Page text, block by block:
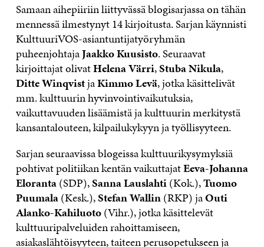
Samaan aihepiiriin liittyvässä blogisarjassa on tähän
mennessä ilmestynyt 14 kirjoitusta. Sarjan käynnisti
KulttuuriVOS-asiantuntijatyöryhmän
puheenjohtajaJaakko Kuusisto. Seuraavat
kirjoittajat olivatHelena Värri,Stuba Nikula,
Ditte WinqvistjaKimmo Levä, jotka käsittelivät
mm. kulttuurin hyvinvointivaikutuksia,
vaikuttavuuden lisäämistä ja kulttuurin merkitystä
kansantalouteen, kilpailukykyyn ja työllisyyteen.
Sarjan seuraavissa blogeissa kulttuurikysymyksiä
pohtivat politiikan kentän vaikuttajatEeva-Johanna
Eloranta(SDP),Sanna Lauslahti(Kok.),Tuomo
Puumala(Kesk.),Stefan Wallin(RKP) jaOuti
Alanko-Kahiluoto(Vihr.), jotka käsittelevät
kulttuuripalveluiden rahoittamiseen,
asiakaslähtöisyyteen, taiteen perusopetukseen ja